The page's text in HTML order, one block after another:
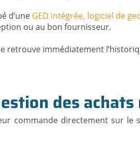
d’une GED intégrée, logiciel de
ou au bon fournisseur.
retrouve immédiatement
des
commande directement sur